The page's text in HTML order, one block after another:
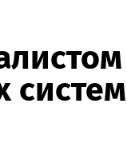
систем